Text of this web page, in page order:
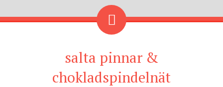
salta pinnar &
chokladspindelnät